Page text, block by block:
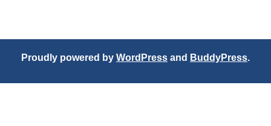
Proudly powered by WordPress and BuddyPress.